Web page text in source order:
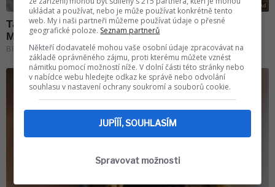
ukládat a používat, nebo je může používat konkrétně tento
web. My i naši partneři můžeme používat údaje o přesné
geografické poloze. Seznam partnerů
Někteří dodavatelé mohou vaše osobní údaje zpracovávat na
základě oprávněného zájmu, proti kterému můžete vznést
námitku pomocí možností níže. V dolní části této stránky nebo
v nabídce webu hledejte odkaz ke správě nebo odvolání
souhlasu v nastavení ochrany soukromí a souborů cookie.
JUPÍÍÍ, SOUHLASÍM
Spravovat možnosti